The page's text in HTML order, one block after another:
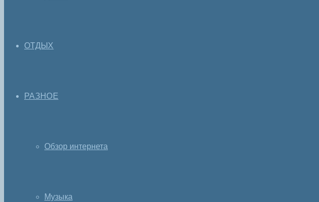
ОТДЫХ
РАЗНОЕ
Обзор интернета
Музыка